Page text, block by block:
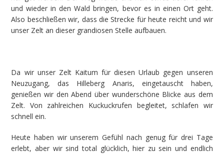
und wieder in den Wald bringen, bevor es in einen Ort geht.
Also beschließen wir, dass die Strecke für heute reicht und wir
unser Zelt an dieser grandiosen Stelle aufbauen.
Da wir unser Zelt Kaitum für diesen Urlaub gegen unseren
Neuzugang, das Hilleberg Anaris, eingetauscht haben,
genießen wir den Abend über wunderschöne Blicke aus dem
Zelt. Von zahlreichen Kuckuckrufen begleitet, schlafen wir
schnell ein.
Heute haben wir unserem Gefühl nach genug für drei Tage
erlebt, aber wir sind total glücklich, hier zu sein und endlich